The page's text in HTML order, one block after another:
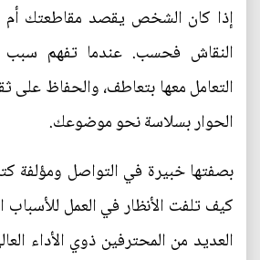
إذا كان الشخص يقصد مقاطعتك أم
النقاش فحسب. عندما تفهم سبب
التعامل معها بتعاطف، والحفاظ على
الحوار بسلاسة نحو موضوعك.
بصفتها خبيرة في التواصل ومؤلفة
كيف تلفت الأنظار في العمل
العديد من المحترفين ذوي الأداء